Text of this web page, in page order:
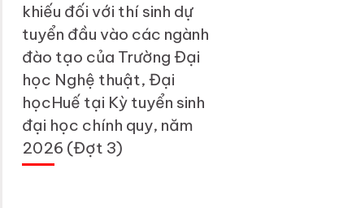
khiếu đối với thí sinh dự
tuyển đầu vào các ngành
đào tạo của Trường Đại
học Nghệ thuật, Đại
họcHuế tại Kỳ tuyển sinh
đại học chính quy, năm
2026 (Đợt 3)